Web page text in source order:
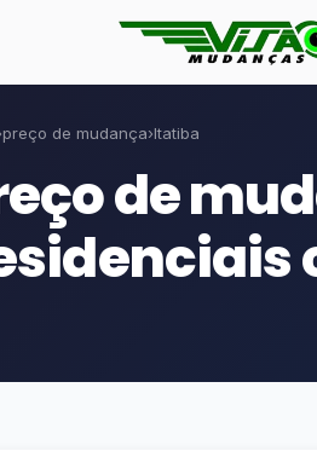
preço de mudança›Itatiba
de